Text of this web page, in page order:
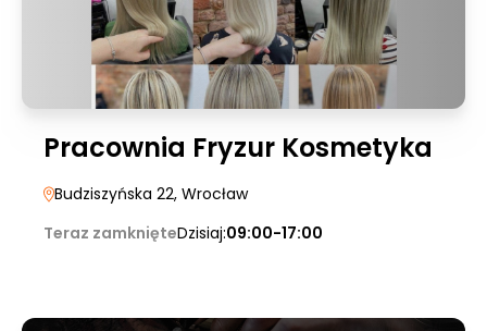
Pracownia Fryzur Kosmetyka
Budziszyńska 22, Wrocław
Teraz zamknięteDzisiaj:09:00-17:00